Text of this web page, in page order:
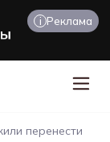
i Реклама
перенести